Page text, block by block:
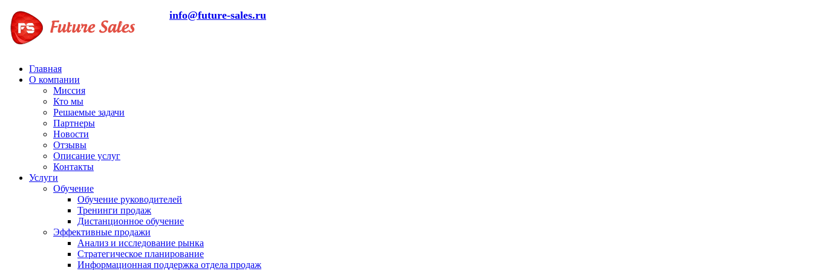
info@future-sales.ru
Главная
О компании
Миссия
Кто мы
Решаемые задачи
Партнеры
Новости
Отзывы
Описание услуг
Контакты
Услуги
Обучение
Обучение руководителей
Тренинги продаж
Дистанционное обучение
Эффективные продажи
Анализ и исследование рынка
Стратегическое планирование
Информационная поддержка отдела продаж